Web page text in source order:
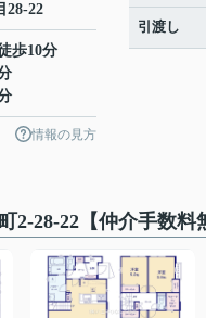
28-22
歩10分
情報の見方
引渡し
2-28-22【仲介手数